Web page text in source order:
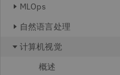
MLOps
自然语言处理
计算机视觉
概述